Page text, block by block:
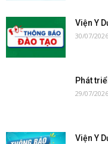
Viện Y
30/07/2026
Phát
29/07/2026
Viện Y